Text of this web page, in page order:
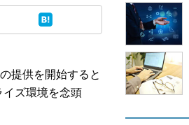
Test & Tools
提供を開始すると
ズ環境を念頭